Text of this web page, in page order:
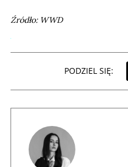
Źródło: WWD
PODZIEL SIĘ: